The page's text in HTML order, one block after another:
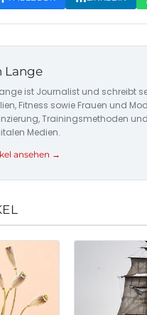
Lange
ist Journalist und schreibt
Fitness sowie Frauen und
Trainingsmethoden
Medien.
ansehen →